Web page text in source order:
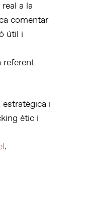
a la
comentar
útil i
referent
estratègica i
ètic i
.